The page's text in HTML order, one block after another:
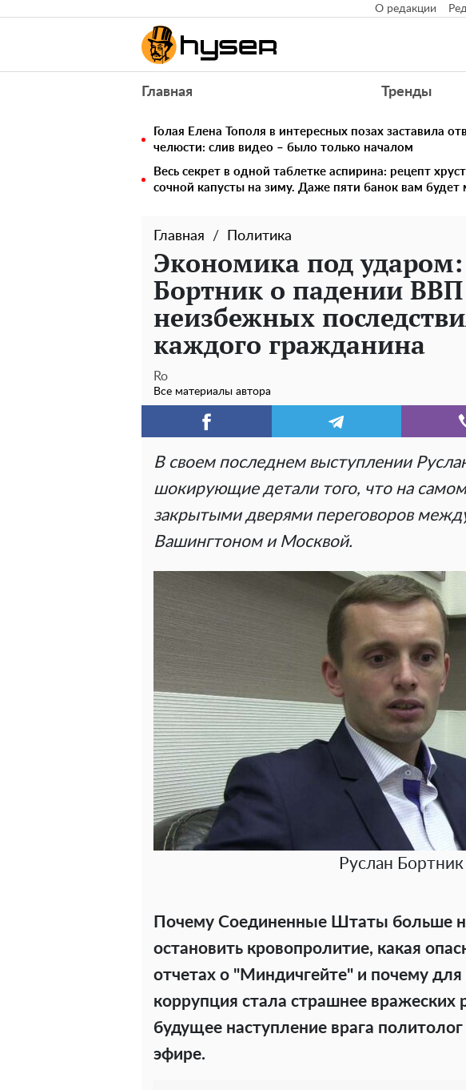
О редакции
Главная Тренды
Голая Елена Тополя в интересных позах заставила
челюсти: слив видео – было только началом
Весь секрет в одной таблетке аспирина: рецепт
сочной капусты на зиму. Даже пяти банок вам будет
Главная Политика
Экономика под ударом:
Бортник о падении
неизбежных
каждого гражданина
Ro
Все материалы автора
В своем последнем выступлении
шокирующие детали того, что на
закрытыми дверями переговоров
Вашингтоном и Москвой.
Руслан Бортник
Почему Соединенные Штаты больше
остановить кровопролитие, какая
отчетах о "Миндичгейте" и почему для
коррупция стала страшнее вражеских
будущее наступление врага
эфире.